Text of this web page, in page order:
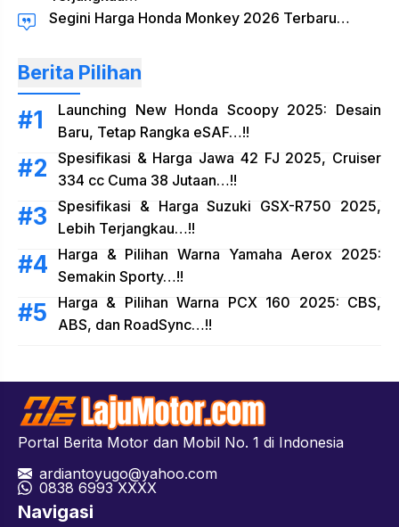
Segini Harga Honda Monkey 2026 Terbaru…
Berita Pilihan
Launching New Honda Scoopy 2025: Desain
Baru, Tetap Rangka eSAF…!!
Spesifikasi & Harga Jawa 42 FJ 2025, Cruiser
334 cc Cuma 38 Jutaan…!!
Spesifikasi & Harga Suzuki GSX-R750 2025,
Lebih Terjangkau…!!
Harga & Pilihan Warna Yamaha Aerox 2025:
Semakin Sporty…!!
Harga & Pilihan Warna PCX 160 2025: CBS,
ABS, dan RoadSync…!!
Portal Berita Motor dan Mobil No. 1 di Indonesia
ardiantoyugo@yahoo.com
0838 6993 XXXX
Navigasi